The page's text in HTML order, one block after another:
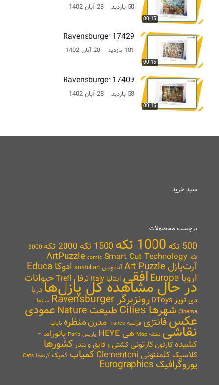
00:15
50 بازدید 28 آبان 1402
00:15
Ravensburger 17429
181 بازدید 28 آبان 1402
00:15
Ravensburger 17409
58 بازدید 28 آبان 1402
سبد خرید
برچسب محصولات
500 تکه 1000 تکه 1500 تکه 2000 تکه
3000
تکه
ArtPuzzle comic Smart Cut Technology
آرت‌پازل Art Puzzle آناتولین anatolian ادوکا Educa
اروپا Europe افقی ایتالیا Italy ترفل Trefl حیواناتدر حال مشاهده کل پازل‌هادریا
دی تویز DToys
رونزبرگر Ravensburger
سینما
Cinema شهرها Cities طبیعت Nature عمودی
عکسفانتزی فرانسه France مدرنمنظره نایاب نقاشی نقشه Map هی HEYE پاریس Paris
پانوراما -
کشیده کارتونکارتونی کشتی و قایق و بندر کشورها
کلاسیککلمنتونی Clementoni کمیاب کمیک گربه‌ها Cats
یوروگرافیک Eurographics